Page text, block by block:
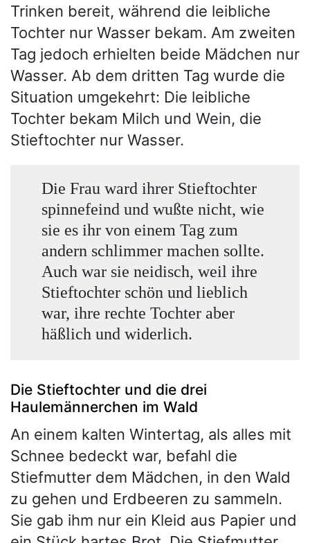
Trinken bereit, während die leibliche
Tochter nur Wasser bekam. Am zweiten
Tag jedoch erhielten beide Mädchen nur
Wasser. Ab dem dritten Tag wurde die
Situation umgekehrt: Die leibliche
Tochter bekam Milch und Wein, die
Stieftochter nur Wasser.
Die Frau ward ihrer Stieftochter
spinnefeind und wußte nicht, wie
sie es ihr von einem Tag zum
andern schlimmer machen sollte.
Auch war sie neidisch, weil ihre
Stieftochter schön und lieblich
war, ihre rechte Tochter aber
häßlich und widerlich.
Die Stieftochter und die drei
Haulemännerchen im Wald
An einem kalten Wintertag, als alles mit
Schnee bedeckt war, befahl die
Stiefmutter dem Mädchen, in den Wald
zu gehen und Erdbeeren zu sammeln.
Sie gab ihm nur ein Kleid aus Papier und